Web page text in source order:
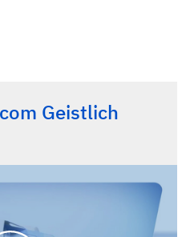
Geistlich